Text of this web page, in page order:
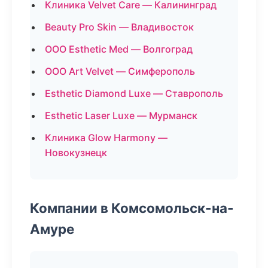
Клиника Velvet Care — Калининград
Beauty Pro Skin — Владивосток
ООО Esthetic Med — Волгоград
ООО Art Velvet — Симферополь
Esthetic Diamond Luxe — Ставрополь
Esthetic Laser Luxe — Мурманск
Клиника Glow Harmony —
Новокузнецк
Компании в Комсомольск-на-
Амуре